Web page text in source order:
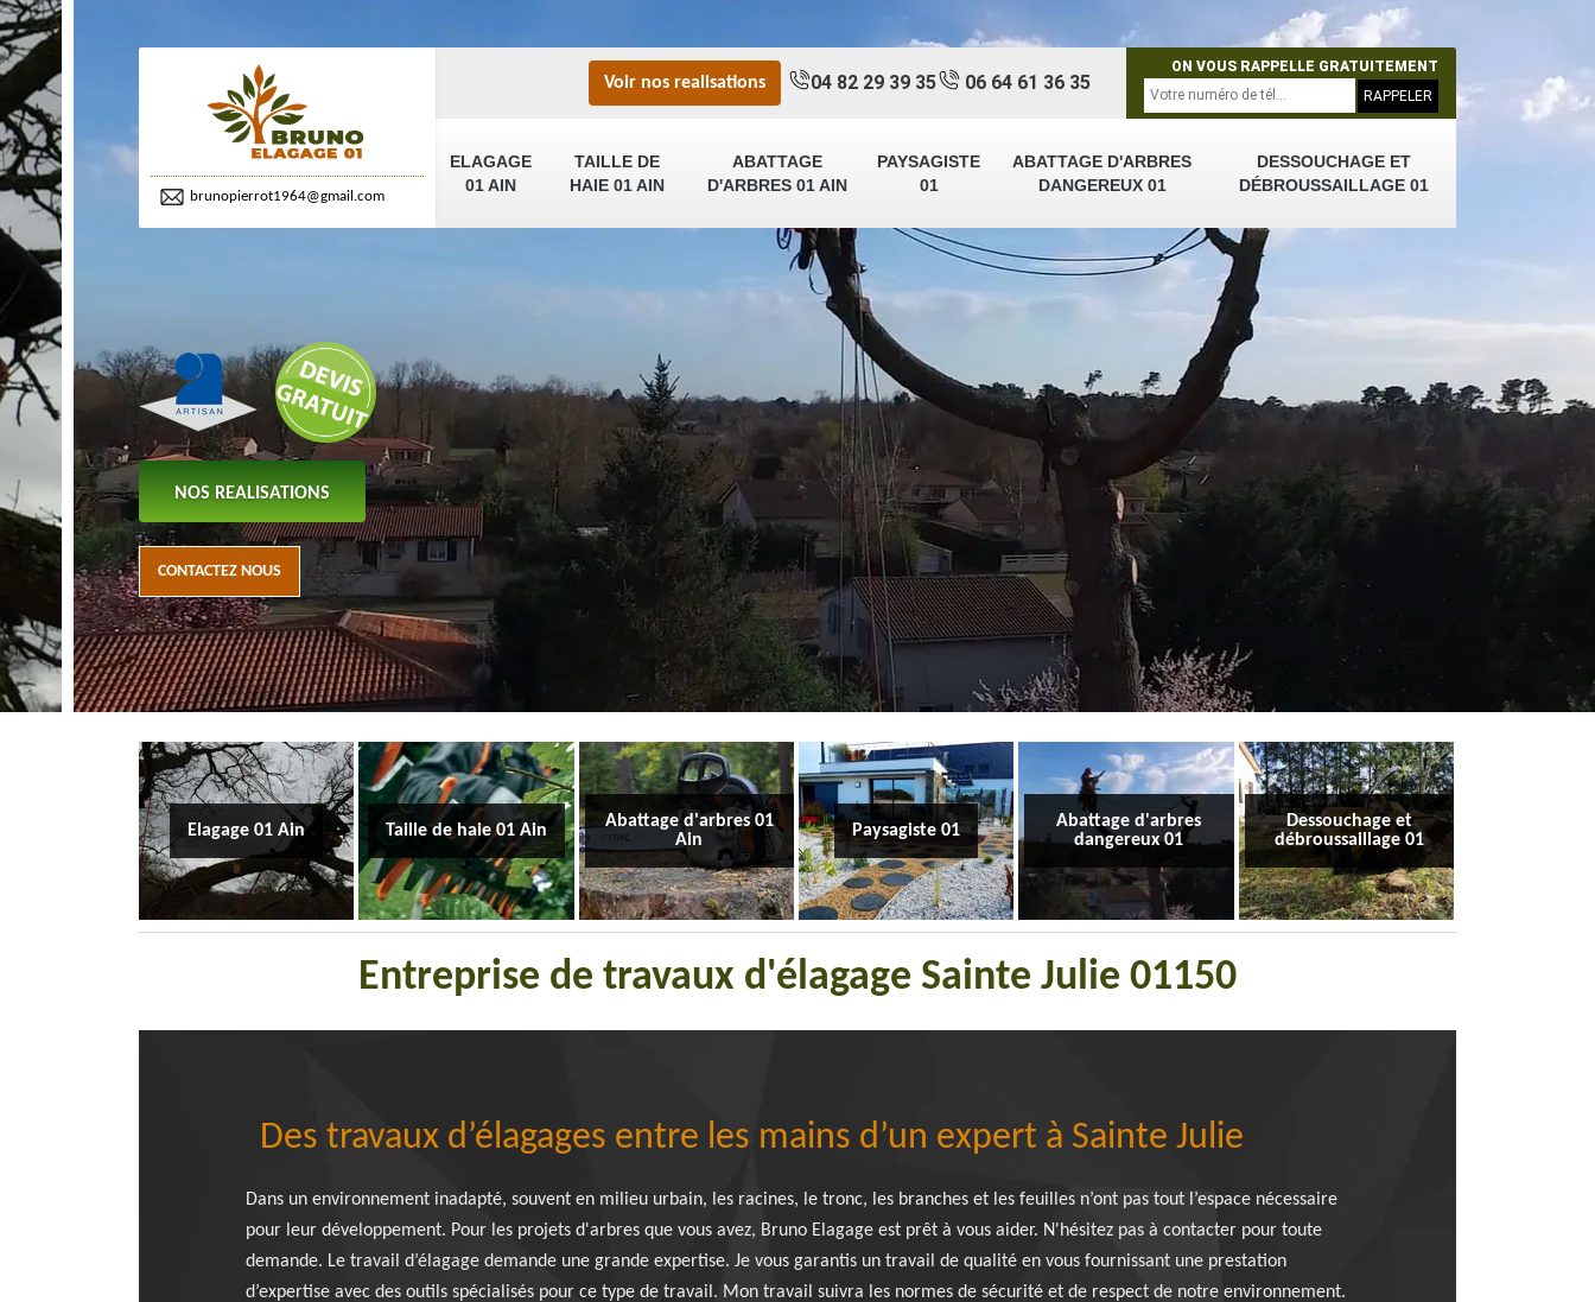
brunopierrot1964@gmail.com
ELAGAGE
01 AIN
TAILLE DE
HAIE 01 AIN
ABATTAGE
D'ARBRES 01 AIN
PAYSAGISTE
01
ABATTAGE D'ARBRES
DANGEREUX 01
DESSOUCHAGE ET
DÉBROUSSAILLAGE 01
Voir nos realisations 04 82 29 39 35 06 64 61 36 35
ON VOUS RAPPELLE GRATUITEMENT
NOS REALISATIONS
CONTACTEZ NOUS
Elagage 01 Ain Taille de haie 01 Ain
Abattage d'arbres 01
Ain
Paysagiste 01
Abattage d'arbres
dangereux 01
Dessouchage et
débroussaillage 01
Entreprise de travaux d'élagage Sainte Julie 01150
Des travaux d’élagages entre les mains d’un expert à Sainte Julie
Dans un environnement inadapté, souvent en milieu urbain, les racines, le tronc, les branches et les feuilles n’ont pas tout l’espace nécessaire
pour leur développement. Pour les projets d'arbres que vous avez, Bruno Elagage est prêt à vous aider. N'hésitez pas à contacter pour toute
demande. Le travail d’élagage demande une grande expertise. Je vous garantis un travail de qualité en vous fournissant une prestation
d’expertise avec des outils spécialisés pour ce type de travail. Mon travail suivra les normes de sécurité et de respect de notre environnement.